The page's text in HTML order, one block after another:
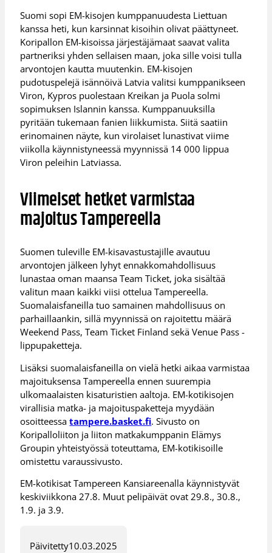
Suomi sopi EM-kisojen kumppanuudesta Liettuan
kanssa heti, kun karsinnat kisoihin olivat päättyneet.
Koripallon EM-kisoissa järjestäjämaat saavat valita
partneriksi yhden sellaisen maan, joka sille voisi tulla
arvontojen kautta muutenkin. EM-kisojen
pudotuspelejä isännöivä Latvia valitsi kumppanikseen
Viron, Kypros puolestaan Kreikan ja Puola solmi
sopimuksen Islannin kanssa. Kumppanuuksilla
pyritään tukemaan fanien liikkumista. Siitä saatiin
erinomainen näyte, kun virolaiset lunastivat viime
viikolla käynnistyneessä myynnissä 14 000 lippua
Viron peleihin Latviassa.
Viimeiset hetket varmistaa
majoitus Tampereella
Suomen tuleville EM-kisavastustajille avautuu
arvontojen jälkeen lyhyt ennakkomahdollisuus
lunastaa oman maansa Team Ticket, joka sisältää
valitun maan kaikki viisi ottelua Tampereella.
Suomalaisfaneilla tuo samainen mahdollisuus on
parhaillaankin, sillä myynnissä on rajoitettu määrä
Weekend Pass, Team Ticket Finland sekä Venue Pass -
lippupaketteja.
Lisäksi suomalaisfaneilla on vielä hetki aikaa varmistaa
majoituksensa Tampereella ennen suurempia
ulkomaalaisten kisaturistien aaltoja. EM-kotikisojen
virallisia matka- ja majoituspaketteja myydään
osoitteessatampere.basket.fi. Sivusto on
Koripalloliiton ja liiton matkakumppanin Elämys
Groupin yhteistyössä toteuttama, EM-kotikisoille
omistettu varaussivusto.
EM-kotikisat Tampereen Kansiareenalla käynnistyvät
keskiviikkona 27.8. Muut pelipäivät ovat 29.8., 30.8.,
1.9. ja 3.9.
Päivitetty10.03.2025